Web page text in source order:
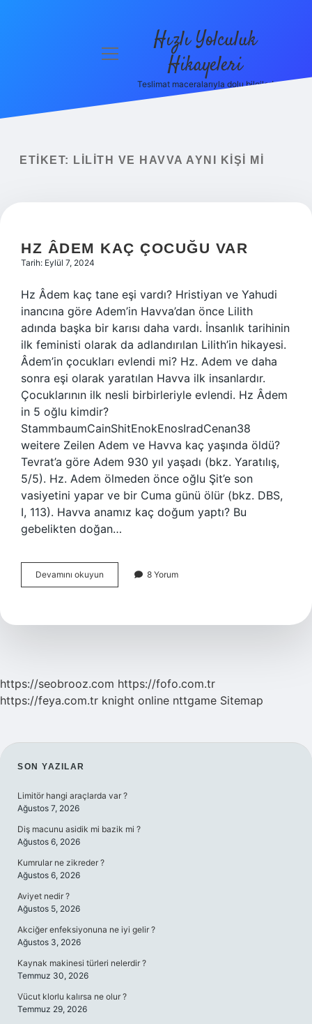
menüyü
Hızlı Yolculuk
Hikayeleri
Teslimat maceralarıyla dolu bilgiler!
ETIKET: LILITH VE HAVVA AYNI KIŞI MI
HZ ÂDEM KAÇ ÇOCUĞU VAR
Tarih: Eylül 7, 2024
Hz Âdem kaç tane eşi vardı? Hristiyan ve Yahudi
inancına göre Adem’in Havva’dan önce Lilith
adında başka bir karısı daha vardı. İnsanlık tarihinin
ilk feministi olarak da adlandırılan Lilith’in hikayesi.
Âdem’in çocukları evlendi mi? Hz. Adem ve daha
sonra eşi olarak yaratılan Havva ilk insanlardır.
Çocuklarının ilk nesli birbirleriyle evlendi. Hz Âdem
in 5 oğlu kimdir?
StammbaumCainShitEnokEnosIradCenan38
weitere Zeilen Adem ve Havva kaç yaşında öldü?
Tevrat’a göre Adem 930 yıl yaşadı (bkz. Yaratılış,
5/5). Hz. Adem ölmeden önce oğlu Şit’e son
vasiyetini yapar ve bir Cuma günü ölür (bkz. DBS,
I, 113). Havva anamız kaç doğum yaptı? Bu
gebelikten doğan…
Devamını okuyun
Âdem
Var
8 Yorum
https://seobrooz.com https://fofo.com.tr
https://feya.com.tr knight online nttgame Sitemap
SIDEBAR
SON YAZILAR
Limitör hangi araçlarda var ?
Ağustos 7, 2026
Diş macunu asidik mi bazik mi ?
Ağustos 6, 2026
Kumrular ne zikreder ?
Ağustos 6, 2026
Aviyet nedir ?
Ağustos 5, 2026
Akciğer enfeksiyonuna ne iyi gelir ?
Ağustos 3, 2026
Kaynak makinesi türleri nelerdir ?
Temmuz 30, 2026
Vücut klorlu kalırsa ne olur ?
Temmuz 29, 2026